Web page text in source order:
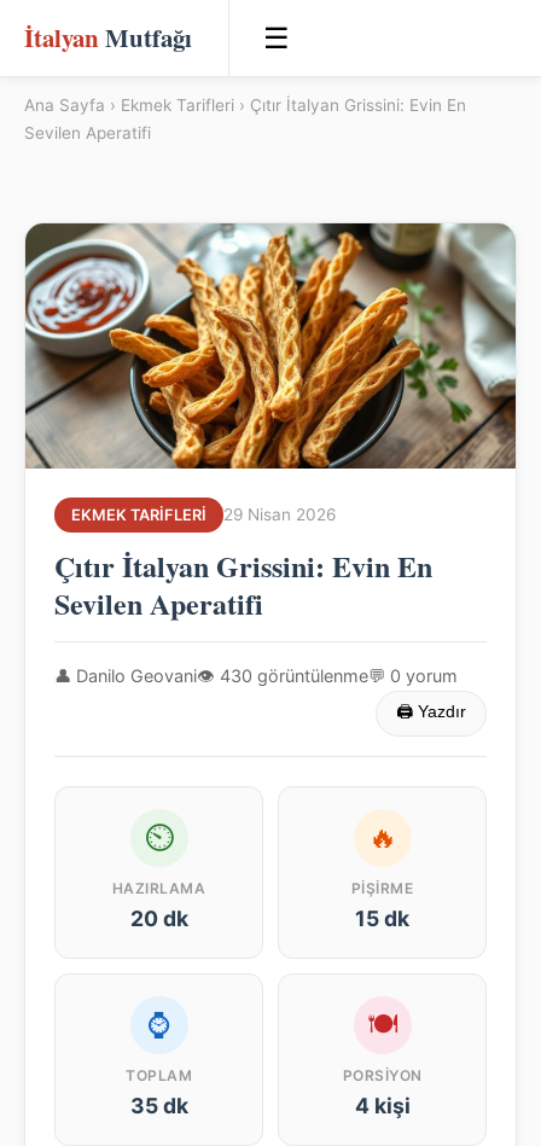
İtalyan Mutfağı ☰
Ana Sayfa › Ekmek Tarifleri › Çıtır İtalyan Grissini: Evin En
Sevilen Aperatifi
EKMEK TARIFLERI 29 Nisan 2026
Çıtır İtalyan Grissini: Evin En
Sevilen Aperatifi
👤 Danilo Geovani👁 430 görüntülenme💬 0 yorum
🖨 Yazdır
⏲
HAZIRLAMA
20 dk
🔥
PIŞIRME
15 dk
⌚
TOPLAM
35 dk
🍽
PORSIYON
4 kişi